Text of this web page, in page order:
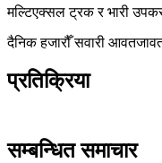
मल्टिएक्सल ट्रक र भारी
दैनिक हजारौँ सवारी
प्रतिक्रिया
सम्बन्धित समाचार